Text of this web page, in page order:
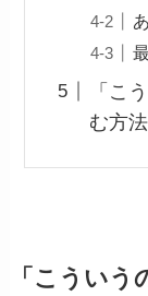
「こ
む方
「こうい